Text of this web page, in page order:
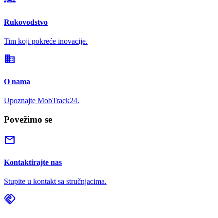
Rukovodstvo
Tim koji pokreće inovacije.
domain
O nama
Upoznajte MobTrack24.
Povežimo se
mail
Kontaktirajte nas
Stupite u kontakt sa stručnjacima.
handshake